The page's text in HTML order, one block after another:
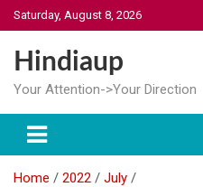
Skip
to
content
Saturday, August 8, 2026
Hindiaup
Your Attention->Your Direction
Home 2022
July